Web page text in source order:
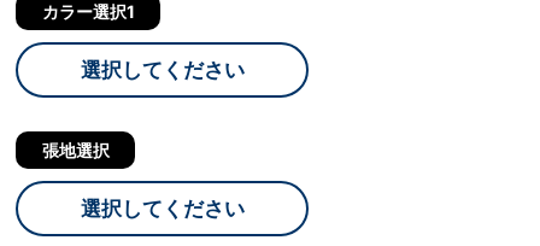
カラー選択1
選択してください
張地選択
選択してください